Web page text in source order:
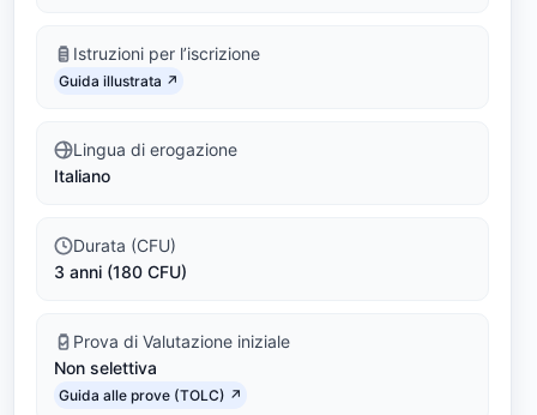
Istruzioni per l’iscrizione
Link identifier #identifier__167406-3
Guida illustrata ↗
Lingua di erogazione
Italiano
Durata (CFU)
3 anni (180 CFU)
Prova di Valutazione iniziale
Non selettiva
Link identifier #identifier__104795-4
Guida alle prove (TOLC) ↗